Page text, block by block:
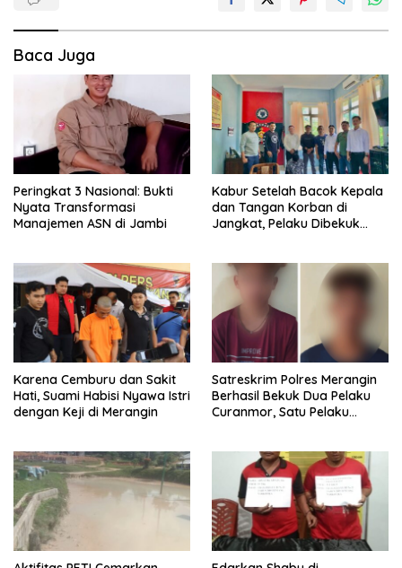
Baca Juga
Peringkat 3 Nasional: Bukti
Nyata Transformasi
Manajemen ASN di Jambi
Kabur Setelah Bacok Kepala
dan Tangan Korban di
Jangkat, Pelaku Dibekuk
Karena Cemburu dan Sakit
Hati, Suami Habisi Nyawa Istri
dengan Keji di Merangin
Satreskrim Polres Merangin
Berhasil Bekuk Dua Pelaku
Curanmor, Satu Pelaku